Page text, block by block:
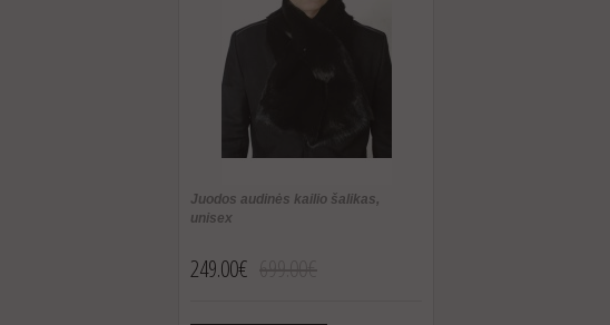
Juodos audinės kailio šalikas,
unisex
249.00€